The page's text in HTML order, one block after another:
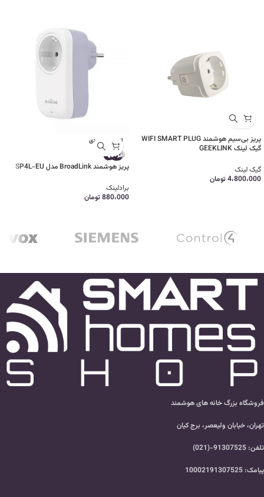
پریز بی‌سیم هوشمند WIFI SMART PLUG
گیک لینک GEEKLINK
گیک لینک
4،800،000تومان
اتمام موجودی
پریز هوشمند BroadLink مدل SP4L-EU
برادلینک
880،000تومان
فروشگاه بزرگ خانه های هوشمند
تهران، خیابان ولیعصر، برج کیان
تلفن: 91307525-(021)
پیامک: 10002191307525